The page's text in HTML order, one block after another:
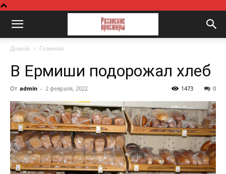
Домой Главная
В Ермиши подорожал хлеб
От admin - 2 февраля, 2022 0
1473